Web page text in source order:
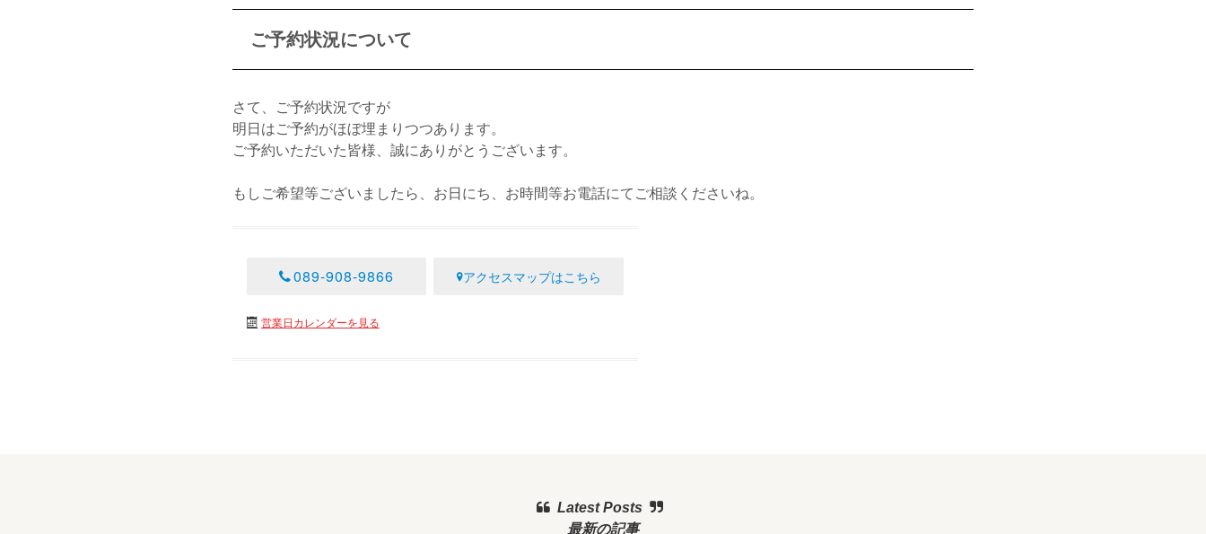
ご予約状況について
さて、ご予約状況ですが
明日はご予約がほぼ埋まりつつあります。
ご予約いただいた皆様、誠にありがとうございます。
もしご希望等ございましたら、お日にち、お時間等お電話にてご相談くださいね。
089-908-9866 アクセスマップはこちら
営業日カレンダーを見る
Latest Posts
最新の記事